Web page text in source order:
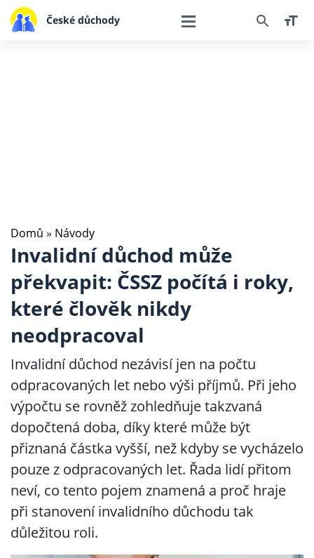
České důchody
Domů » Návody
Invalidní důchod může
překvapit: ČSSZ počítá i roky,
které člověk nikdy
neodpracoval
Invalidní důchod nezávisí jen na počtu
odpracovaných let nebo výši příjmů. Při jeho
výpočtu se rovněž zohledňuje takzvaná
dopočtená doba, díky které může být
přiznaná částka vyšší, než kdyby se vycházelo
pouze z odpracovaných let. Řada lidí přitom
neví, co tento pojem znamená a proč hraje
při stanovení invalidního důchodu tak
důležitou roli.